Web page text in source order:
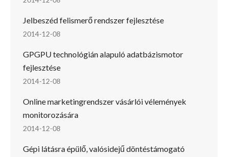
Jelbeszéd felismerő rendszer fejlesztése
2014-12-08
GPGPU technológián alapuló adatbázismotor
fejlesztése
2014-12-08
Online marketingrendszer vásárlói vélemények
monitorozására
2014-12-08
Gépi látásra épülő, valósidejű döntéstámogató